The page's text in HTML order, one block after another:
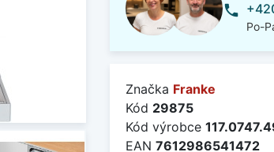
phone
Po-
Značka Franke
Kód 29875
Kód výrobce
EAN 7612986541472